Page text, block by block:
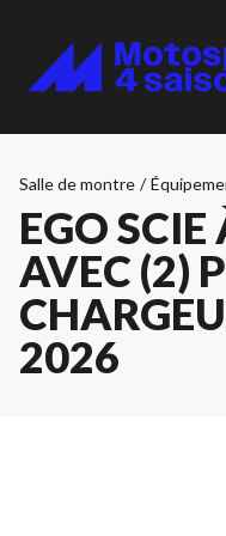
Salle de montre /
EGO
AVEC (2)
2026